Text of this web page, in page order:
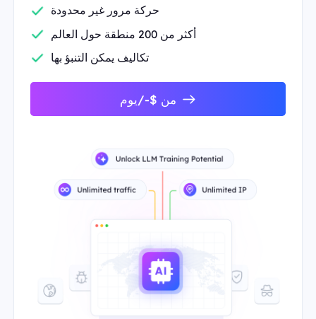
حركة مرور غير محدودة
أكثر من 200 منطقة حول العالم
تكاليف يمكن التنبؤ بها
من $-/يوم